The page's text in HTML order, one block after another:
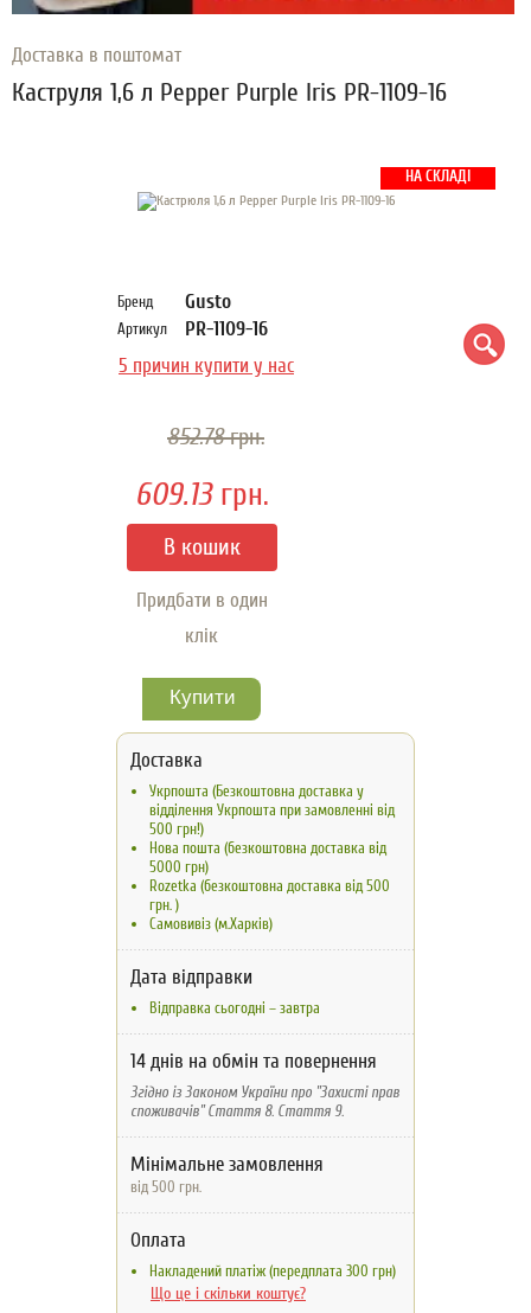
Доставка в поштомат
Каструля 1,6 л Pepper Purple Iris PR-1109-16
НА СКЛАДІ
Бренд Gusto
Артикул
PR-1109-16
5 причин купити у нас
852.78грн.
609.13грн.
Придбати в один
клік
Доставка
Укрпошта (Безкоштовна доставка у
відділення Укрпошта при замовленні від
500 грн!)
Нова пошта (безкоштовна доставка від
5000 грн)
Rozetka (безкоштовна доставка вiд 500
грн. )
Самовивіз (м.Харків)
Дата відправки
Відправка сьогодні – завтра
14 днів на обмін та повернення
Згідно із Законом України про "Захисті прав
споживачів" Стаття 8. Стаття 9.
Мінімальне замовлення
від 500 грн.
Оплата
Накладений платіж (передплата 300 грн)
Що це і скільки коштує?